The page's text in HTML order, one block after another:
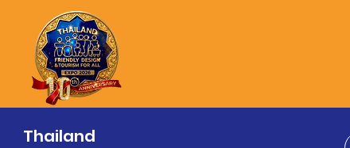
Thailand